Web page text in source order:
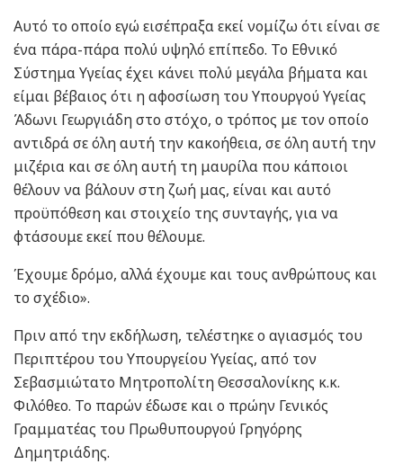
Αυτό το οποίο εγώ εισέπραξα εκεί νομίζω ότι είναι σε
ένα πάρα-πάρα πολύ υψηλό επίπεδο. Το Εθνικό
Σύστημα Υγείας έχει κάνει πολύ μεγάλα βήματα και
είμαι βέβαιος ότι η αφοσίωση του Υπουργού Υγείας
Άδωνι Γεωργιάδη στο στόχο, ο τρόπος με τον οποίο
αντιδρά σε όλη αυτή την κακοήθεια, σε όλη αυτή την
μιζέρια και σε όλη αυτή τη μαυρίλα που κάποιοι
θέλουν να βάλουν στη ζωή μας, είναι και αυτό
προϋπόθεση και στοιχείο της συνταγής, για να
φτάσουμε εκεί που θέλουμε.
Έχουμε δρόμο, αλλά έχουμε και τους ανθρώπους και
το σχέδιο».
Πριν από την εκδήλωση, τελέστηκε ο αγιασμός του
Περιπτέρου του Υπουργείου Υγείας, από τον
Σεβασμιώτατο Μητροπολίτη Θεσσαλονίκης κ.κ.
Φιλόθεο. Το παρών έδωσε και ο πρώην Γενικός
Γραμματέας του Πρωθυπουργού Γρηγόρης
Δημητριάδης.